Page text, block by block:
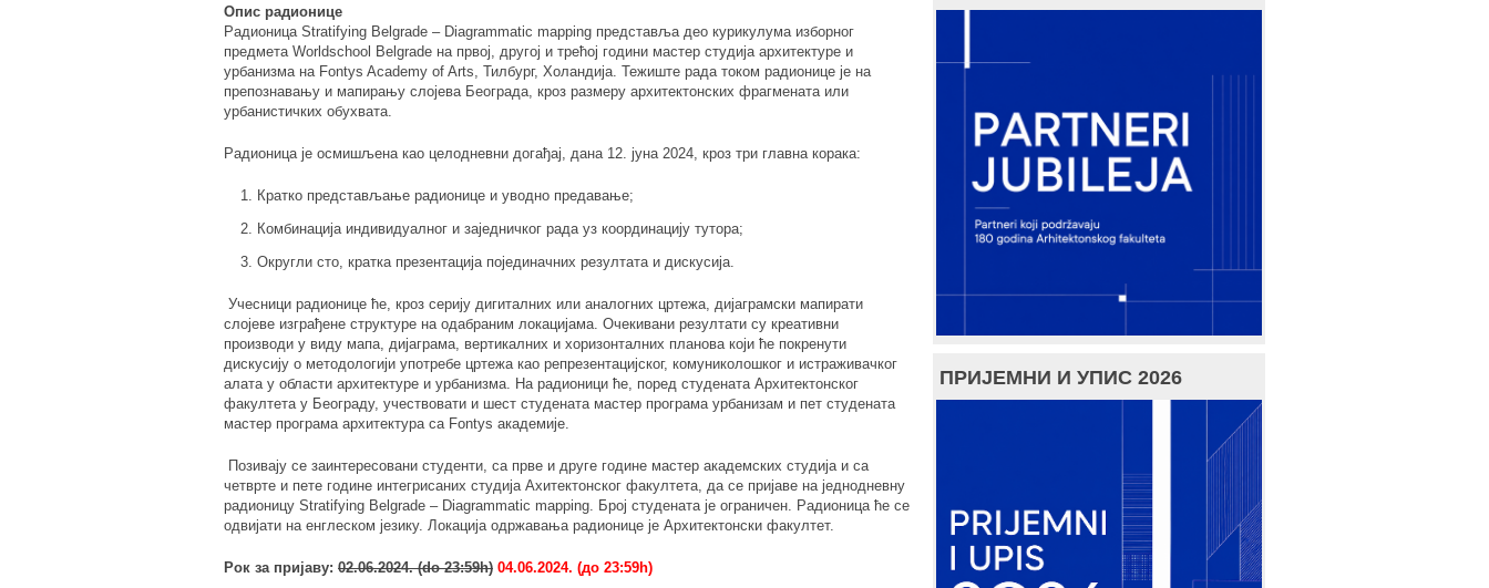
Опис радионице
Радионица Stratifying Belgrade – Diagrammatic mapping представља део курикулума изборног
предмета Worldschool Belgrade на првој, другој и трећој години мастер студија архитектуре и
урбанизма на Fontys Academy of Arts, Тилбург, Холандија. Тежиште рада током радионице је на
препознавању и мапирању слојева Београда, кроз размеру архитектонских фрагмената или
урбанистичких обухвата.
Радионица је осмишљена као целодневни догађај, дана 12. јуна 2024, кроз три главна корака:
Кратко представљање радионице и уводно предавање;
Комбинација индивидуалног и заједничког рада уз координацију тутора;
Округли сто, кратка презентација појединачних резултата и дискусија.
Учесници радионице ће, кроз серију дигиталних или аналогних цртежа, дијаграмски мапирати
слојеве изграђене структуре на одабраним локацијама. Очекивани резултати су креативни
производи у виду мапа, дијаграма, вертикалних и хоризонталних планова који ће покренути
дискусију о методологији употребе цртежа као репрезентацијског, комуниколошког и истраживачког
алата у области архитектуре и урбанизма. На радионици ће, поред студената Архитектонског
факултета у Београду, учествовати и шест студената мастер програма урбанизам и пет студената
мастер програма архитектура са Fontys академије.
Позивају се заинтересовани студенти, са прве и друге године мастер академских студија и са
четврте и пете године интегрисаних студија Ахитектонског факултета, да се пријаве на једнодневну
радионицу Stratifying Belgrade – Diagrammatic mapping. Број студената је ограничен. Радионица ће се
одвијати на енглеском језику. Локација одржавања радионице је Архитектонски факултет.
Рок за пријаву: 02.06.2024. (do 23:59h) 04.06.2024. (до 23:59h)
ПРИЈЕМНИ И УПИС 2026